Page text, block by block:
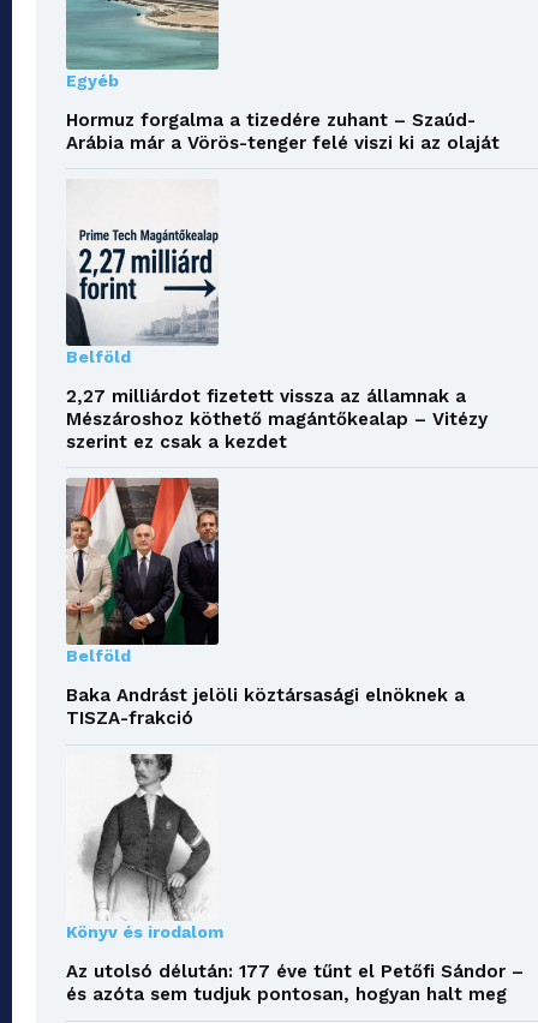
Egyéb
Hormuz forgalma a tizedére zuhant – Szaúd-
Arábia már a Vörös-tenger felé viszi ki az olaját
Belföld
2,27 milliárdot fizetett vissza az államnak a
Mészároshoz köthető magántőkealap – Vitézy
szerint ez csak a kezdet
Belföld
Baka Andrást jelöli köztársasági elnöknek a
TISZA-frakció
Könyv és irodalom
Az utolsó délután: 177 éve tűnt el Petőfi Sándor –
és azóta sem tudjuk pontosan, hogyan halt meg